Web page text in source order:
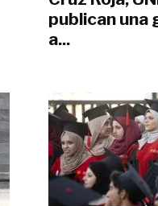
publican una
a...